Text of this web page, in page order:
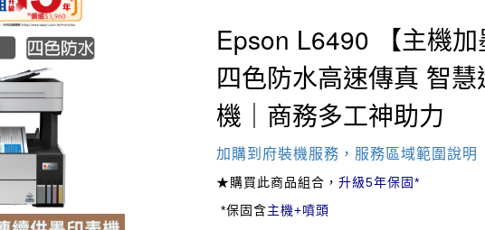
Epson L6490 【主機加
四色防水高速傳真 智
機｜商務多工神助力
加購到府裝機服務，服務區域範圍說明
★購買此商品組合， 升級5年保固*
*保固含主機+噴頭